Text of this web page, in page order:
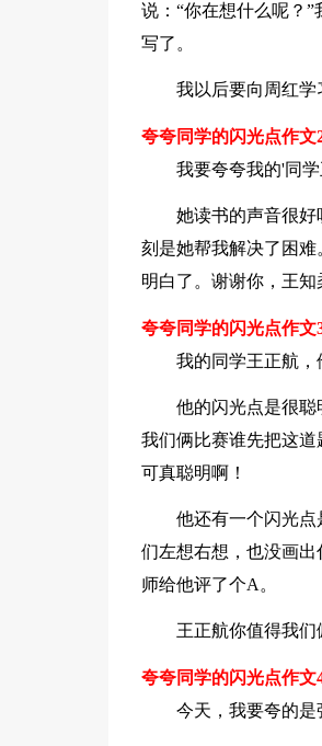
说：“你在想什么呢？
写了。
我以后要向周红学
夸夸同学的闪光点作文
我要夸夸我的'同
她读书的声音很
刻是她帮我解决了困
明白了。谢谢你，王知
夸夸同学的闪光点作文
我的同学王正航，
他的闪光点是很聪
我们俩比赛谁先把这
可真聪明啊！
他还有一个闪光
们左想右想，也没画
师给他评了个A。
王正航你值得我们
夸夸同学的闪光点作文
今天，我要夸的是